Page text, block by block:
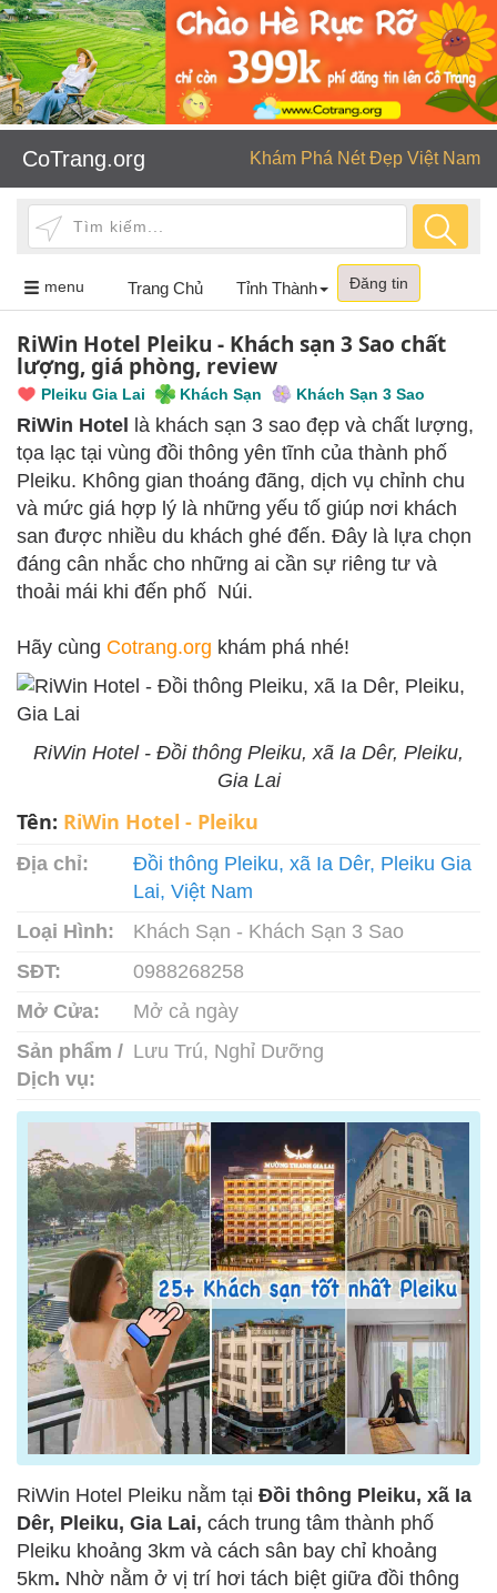
CoTrang.org Khám Phá Nét Đẹp Việt Nam
menu Toggle
navigation
Trang Chủ Tỉnh Thành Đăng tin
RiWin Hotel Pleiku - Khách sạn 3 Sao chất
lượng, giá phòng, review
Pleiku Gia Lai Khách Sạn Khách Sạn 3 Sao
RiWin Hotel
là khách sạn 3 sao đẹp và chất lượng,
tọa lạc tại vùng đồi thông yên tĩnh của thành phố
Pleiku. Không gian thoáng đãng, dịch vụ chỉnh chu
và mức giá hợp lý là những yếu tố giúp nơi khách
san được nhiều du khách ghé đến. Đây là lựa chọn
đáng cân nhắc cho những ai cần sự riêng tư và
thoải mái khi đến phố Núi.
Hãy cùng Cotrang.org khám phá nhé!
RiWin Hotel - Đồi thông Pleiku, xã Ia Dêr, Pleiku,
Gia Lai
Tên: RiWin Hotel - Pleiku
Địa chỉ:
Đồi thông Pleiku, xã Ia Dêr, Pleiku Gia
Lai, Việt Nam
Loại Hình:
Khách Sạn - Khách Sạn 3 Sao
SĐT:
0988268258
Mở Cửa:
Mở cả ngày
Sản phẩm /
Dịch vụ:
Lưu Trú, Nghỉ Dưỡng
RiWin Hotel Pleiku nằm tại Đồi thông Pleiku, xã Ia
Dêr, Pleiku, Gia Lai, cách trung tâm thành phố
Pleiku khoảng 3km và cách sân bay chỉ khoảng
5km. Nhờ nằm ở vị trí hơi tách biệt giữa đồi thông